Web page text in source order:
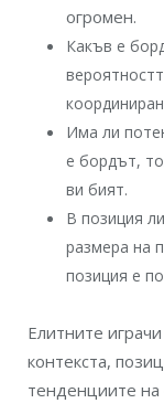
огромен.
Какъв е
Има ли
е бордът,
ви бият.
В позиция
размера на
позиция е
Елитните
контекста,
тенденциите на